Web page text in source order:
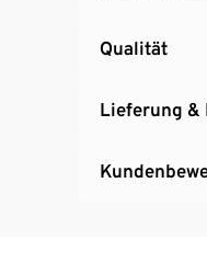
Qualität
Lieferung &